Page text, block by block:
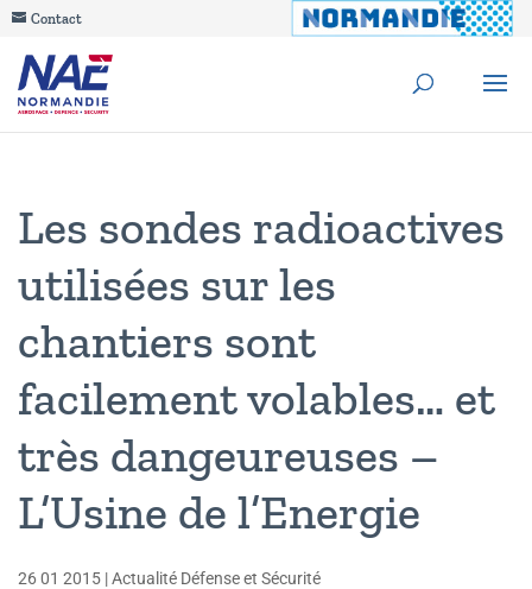
Contact
Les sondes radioactives
utilisées sur les
chantiers sont
facilement volables… et
très dangeureuses –
L’Usine de l’Energie
26 01 2015 |Actualité Défense et Sécurité